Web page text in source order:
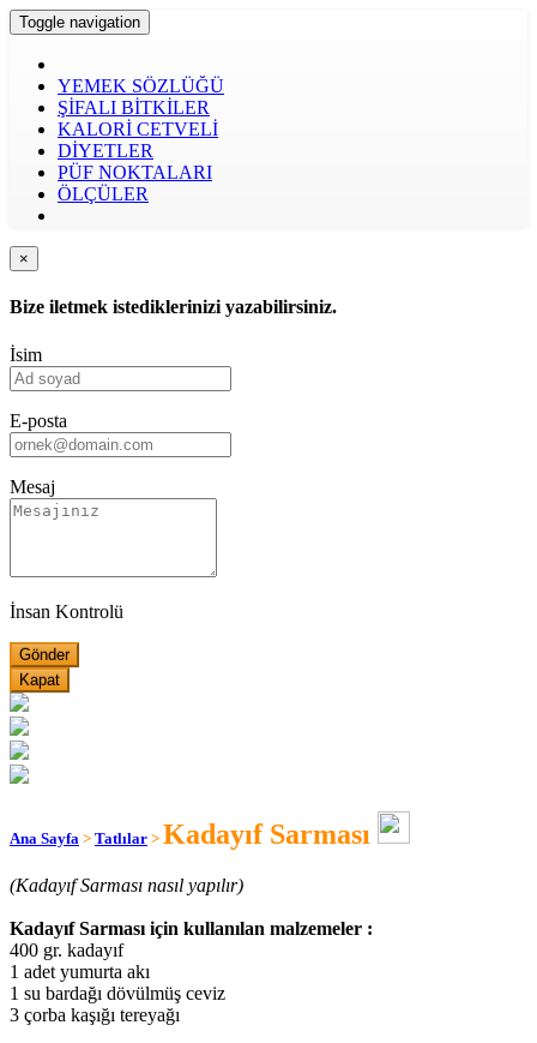
Toggle navigation
YEMEK SÖZLÜĞÜ
ŞİFALI BİTKİLER
KALORİ CETVELİ
DİYETLER
PÜF NOKTALARI
ÖLÇÜLER
×
Bize iletmek istediklerinizi yazabilirsiniz.
İsim
E-posta
Mesaj
İnsan Kontrolü
Kapat
Ana Sayfa > Tatlılar > Kadayıf Sarması
(Kadayıf Sarması nasıl yapılır)
Kadayıf Sarması için kullanılan malzemeler :
400 gr. kadayıf
1 adet yumurta akı
1 su bardağı dövülmüş ceviz
3 çorba kaşığı tereyağı